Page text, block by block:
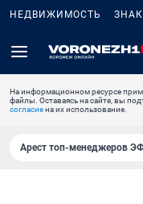
НЕДВИЖИМОСТЬ
На информационном ресурсе
файлы. Оставаясь на сайте, вы
согласиена их использование.
Арест топ-менеджеров